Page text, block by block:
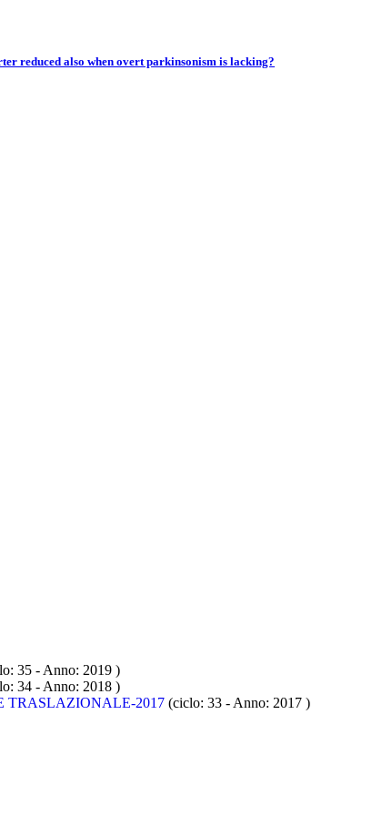
reduced also when overt parkinsonism is lacking?
35 - Anno: 2019 )
34 - Anno: 2018 )
TRASLAZIONALE-2017 (ciclo: 33 - Anno: 2017 )